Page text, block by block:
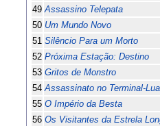
49 Assassino Telepata
50 Um Mundo Novo
51 Silêncio Para um Morto
52 Próxima Estação: Destino
53 Gritos de Monstro
54 Assassinato no Terminal-Lua
55 O Império da Besta
56 Os Visitantes da Estrela